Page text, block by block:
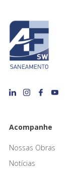
Acompanhe
Nossas Obras
Notícias